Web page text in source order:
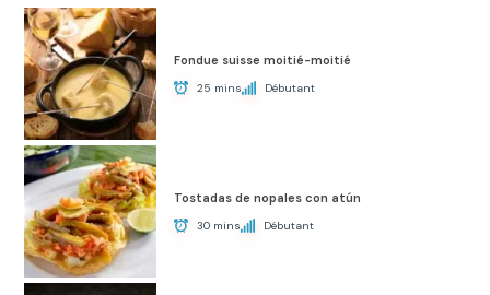
Fondue suisse moitié-moitié
25 mins Débutant
Tostadas de nopales con atún
30 mins Débutant